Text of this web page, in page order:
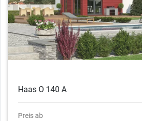
Haas O 140 A
Preis ab